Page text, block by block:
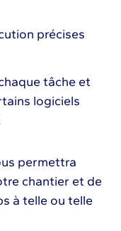
précises
tâche et
logiciels
permettra
chantier et de
à telle ou telle